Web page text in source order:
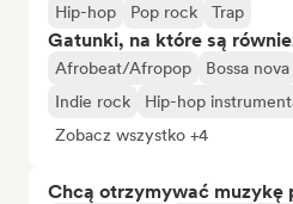
Hip-hop
Pop rock Trap
Gatunki, na które są
Afrobeat/Afropop Bossa nova
Indie rock
Hip-hop
Zobacz wszystko +4
Chcą otrzymywać muzykę